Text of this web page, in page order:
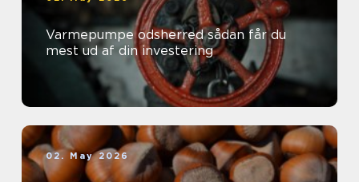
Varmepumpe odsherred sådan får du
mest ud af din investering
02. May 2026